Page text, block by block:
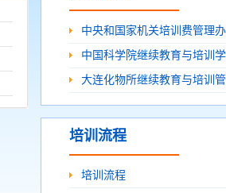
中央和国家机关培训费管理
中国科学院继续教育与培训
大连化物所继续教育与培训
培训流程
培训流程